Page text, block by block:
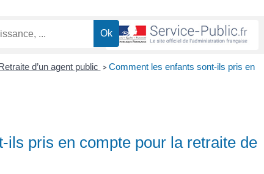
d’un agent public > Comment les enfants sont-ils pris en
ils pris en compte pour la retraite de